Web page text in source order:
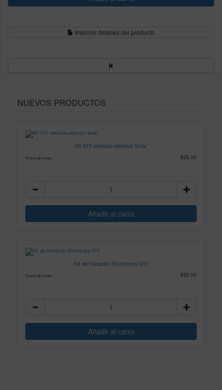
Imprimir detalles del producto
NUEVOS PRODUCTOS
Kit DIY vehículo eléctrico Solar
Precio de venta: $25.00
Kit de Iniciación Electrónica DIY
Precio de venta: $30.00